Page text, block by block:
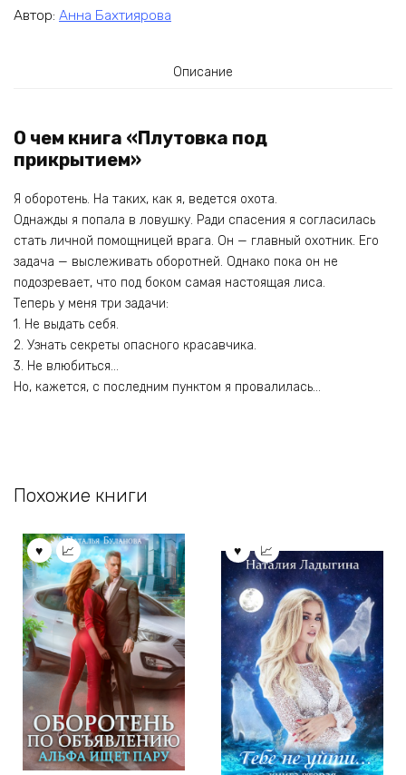
Автор: Анна Бахтиярова
Описание
О чем книга «Плутовка под
прикрытием»
Я оборотень. На таких, как я, ведется охота.
Однажды я попала в ловушку. Ради спасения я согласилась
стать личной помощницей врага. Он — главный охотник. Его
задача — выслеживать оборотней. Однако пока он не
подозревает, что под боком самая настоящая лиса.
Теперь у меня три задачи:
1. Не выдать себя.
2. Узнать секреты опасного красавчика.
3. Не влюбиться…
Но, кажется, с последним пунктом я провалилась…
Похожие книги